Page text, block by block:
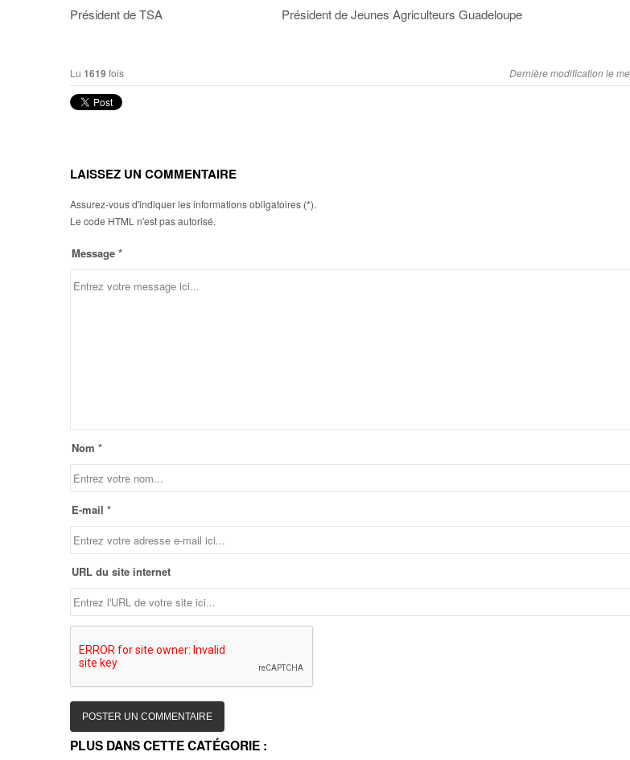
Président de TSA Président de Jeunes Agriculteurs Guadeloupe
Lu 1619 fois Dernière modification le
LAISSEZ UN COMMENTAIRE
Assurez-vous d'indiquer les informations obligatoires (*).
Le code HTML n'est pas autorisé.
Message *
Nom *
E-mail *
URL du site internet
PLUS DANS CETTE CATÉGORIE :